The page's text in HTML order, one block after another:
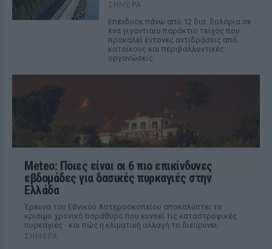
ΣΉΜΕΡΑ
Επένδυσε πάνω από 12 δισ. δολάρια σε
ένα γιγαντιαίο παράκτιο τείχος που
προκαλεί έντονες αντιδράσεις από
κατοίκους και περιβαλλοντικές
οργανώσεις
Meteo: Ποιες είναι οι 6 πιο επικίνδυνες
εβδομάδες για δασικές πυρκαγιές στην
Ελλάδα
Έρευνα του Εθνικού Αστεροσκοπείου αποκαλύπτει το
κρίσιμο χρονικό παράθυρο που ευνοεί τις καταστροφικές
πυρκαγιές - και πώς η κλιματική αλλαγή το διευρύνει.
ΣΉΜΕΡΑ